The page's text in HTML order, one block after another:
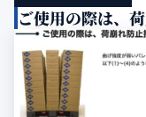
ご使用の際は、